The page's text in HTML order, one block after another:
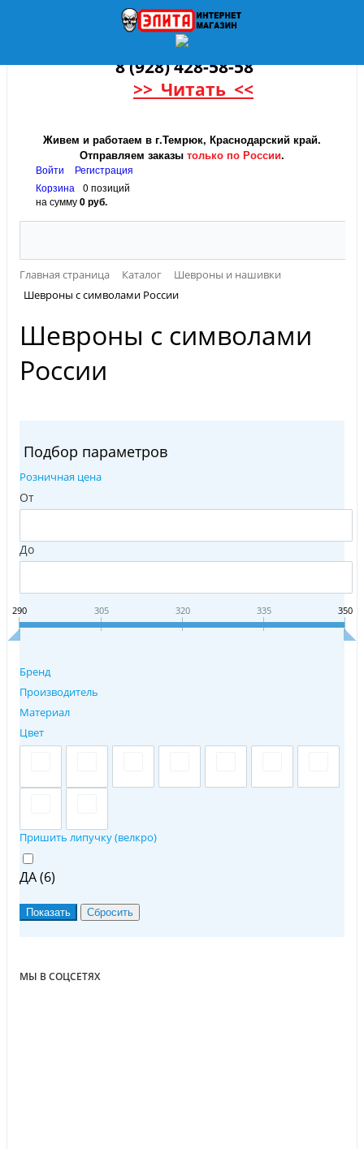
8 (928) 428-58-58
>> Читать <<
Живем и работаем в г.Темрюк, Краснодарский край.
Отправляем заказы только по России.
Войти
Регистрация
Корзина
0 позиций
на сумму0 руб.
Главная страница Каталог
Шевроны и нашивки
Шевроны с символами России
Шевроны с символами
России
Подбор параметров
Розничная цена
От
До
290 305 320 335 350
Бренд
Производитель
Материал
Цвет
Пришить липучку (велкро)
ДА (6)
МЫ В СОЦСЕТЯХ